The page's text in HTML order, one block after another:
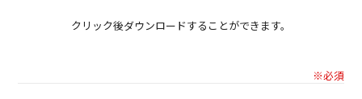
クリック後ダウンロードすることができます。
※必須